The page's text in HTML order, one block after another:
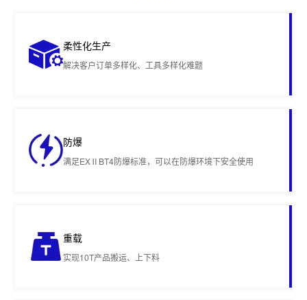
柔性化生产
解决客户订单多样化、工具多样化难题
防爆
满足EXⅡBT4防爆标准，可以在防爆环境下安全使用
重载
实现10T产品搬运、上下料